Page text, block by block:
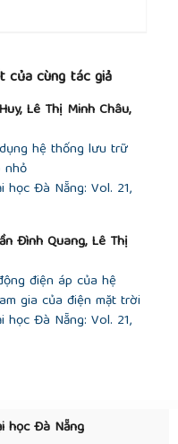
and
Sustain. Energy Rev
của cùng tác giả
Lê Thị Minh Châu,
hệ thống lưu trữ
nhỏ
Đà Nẵng: Vol. 21,
Đình Quang, Lê Thị
điện áp của hệ
gia của điện mặt trời
Đà Nẵng: Vol. 21,
học Đà Nẵng